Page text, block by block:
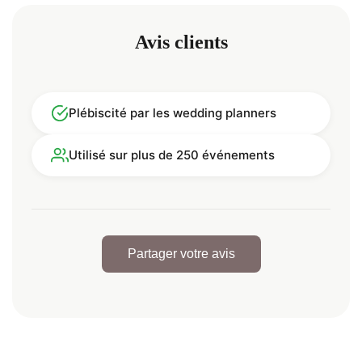
Avis clients
Plébiscité par les wedding planners
Utilisé sur plus de 250 événements
Partager votre avis